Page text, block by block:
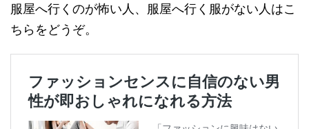
服屋へ行くのが怖い人、服屋へ行く服がない人はこ
ちらをどうぞ。